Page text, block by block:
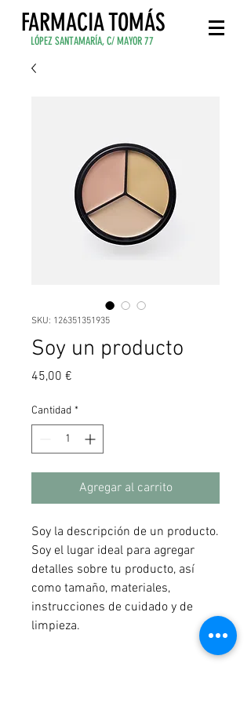
FARMACIA TOMÁS
LÓPEZ SANTAMARÍA, C/ MAYOR 77
SKU: 126351351935
Soy un producto
45,00 €
Cantidad *
Agregar al carrito
Soy la descripción de un producto.
Soy el lugar ideal para agregar
detalles sobre tu producto, así
como tamaño, materiales,
instrucciones de cuidado y de
limpieza.